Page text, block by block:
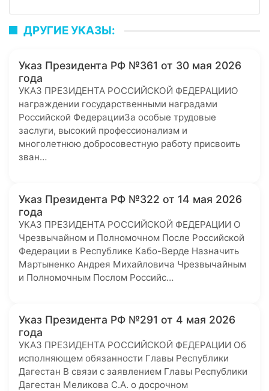
ДРУГИЕ УКАЗЫ:
Указ Президента РФ №361 от 30 мая 2026
года
УКАЗ ПРЕЗИДЕНТА РОССИЙСКОЙ ФЕДЕРАЦИИО
награждении государственными наградами
Российской ФедерацииЗа особые трудовые
заслуги, высокий профессионализм и
многолетнюю добросовестную работу присвоить
зван…
Указ Президента РФ №322 от 14 мая 2026
года
УКАЗ ПРЕЗИДЕНТА РОССИЙСКОЙ ФЕДЕРАЦИИ О
Чрезвычайном и Полномочном После Российской
Федерации в Республике Кабо-Верде Назначить
Мартыненко Андрея Михайловича Чрезвычайным
и Полномочным Послом Российс…
Указ Президента РФ №291 от 4 мая 2026
года
УКАЗ ПРЕЗИДЕНТА РОССИЙСКОЙ ФЕДЕРАЦИИ Об
исполняющем обязанности Главы Республики
Дагестан В связи с заявлением Главы Республики
Дагестан Меликова С.А. о досрочном